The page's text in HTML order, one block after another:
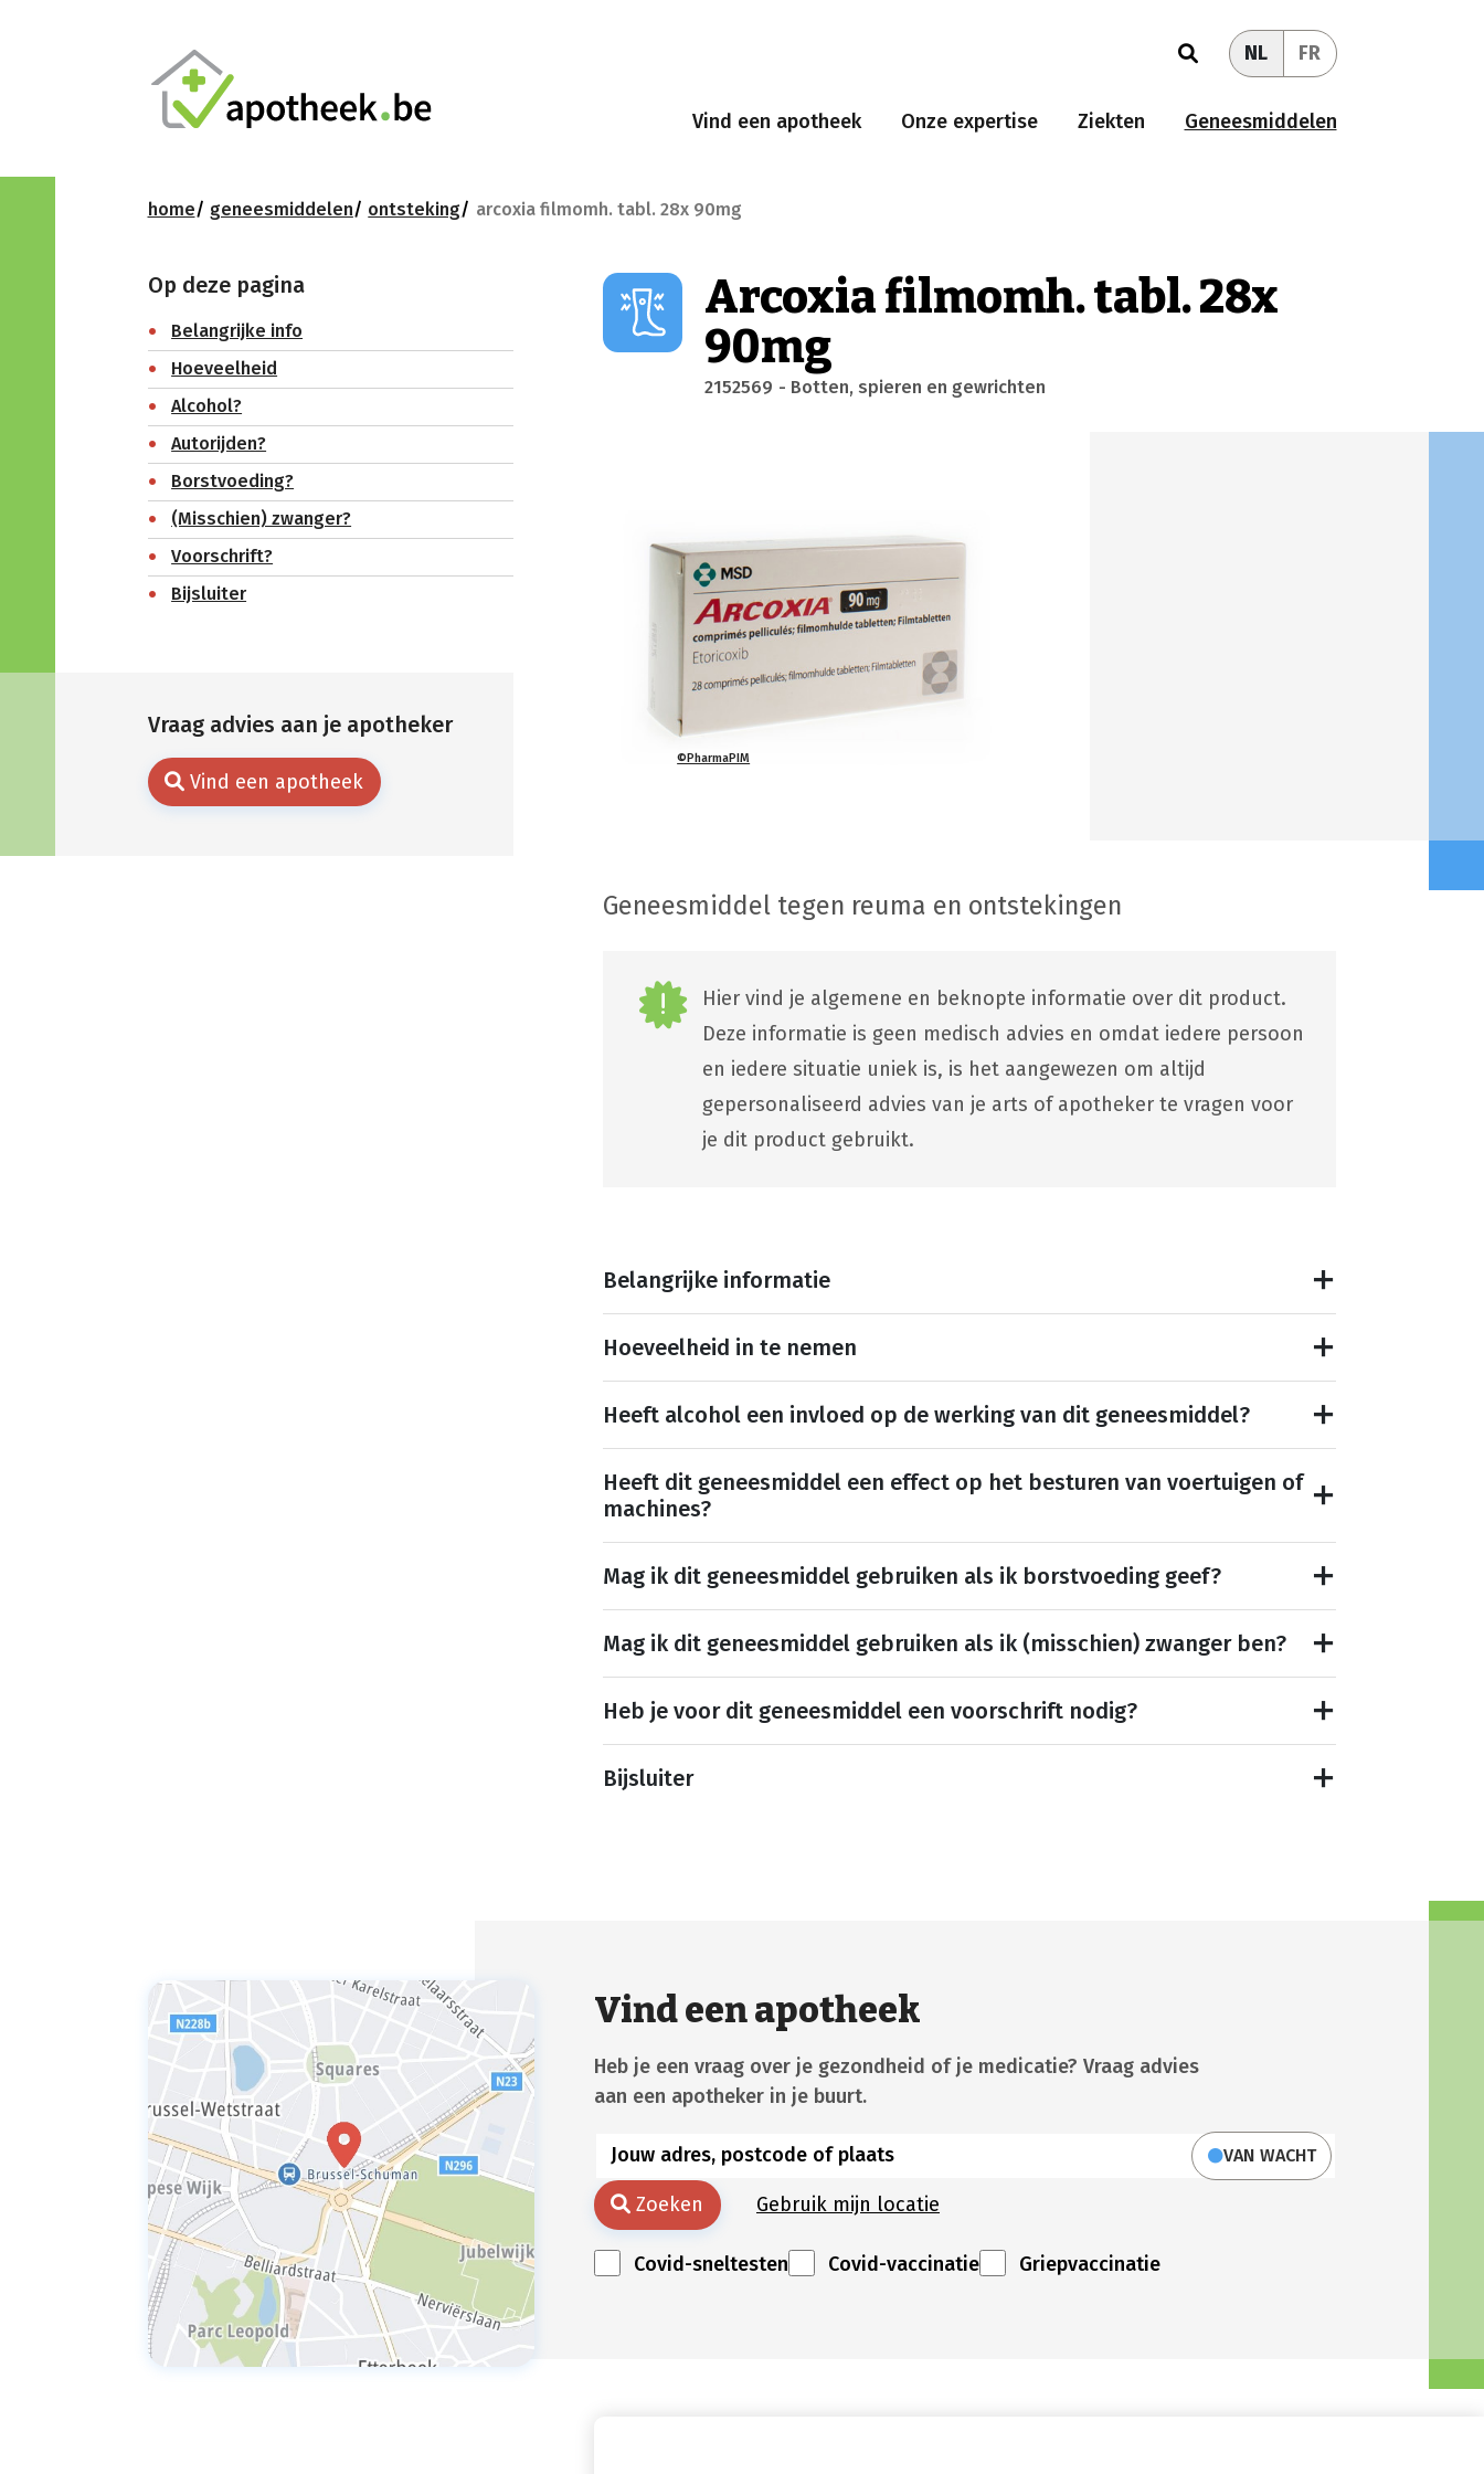
NL FR
Vind een apotheek Onze expertise Ziekten Geneesmiddelen
home geneesmiddelen ontsteking arcoxia filmomh. tabl. 28x 90mg
Vraag advies aan je apotheker
Vind een apotheek
Op deze pagina
Belangrijke info
Hoeveelheid
Alcohol?
Autorijden?
Borstvoeding?
(Misschien) zwanger?
Voorschrift?
Bijsluiter
Arcoxia filmomh. tabl. 28x
90mg
2152569 - Botten, spieren en gewrichten
©PharmaPIM
Geneesmiddel tegen reuma en ontstekingen
Hier vind je algemene en beknopte informatie over dit product.
Deze informatie is geen medisch advies en omdat iedere persoon
en iedere situatie uniek is, is het aangewezen om altijd
gepersonaliseerd advies van je arts of apotheker te vragen voor
je dit product gebruikt.
Belangrijke informatie
Hoeveelheid in te nemen
Heeft alcohol een invloed op de werking van dit geneesmiddel?
Heeft dit geneesmiddel een effect op het besturen van voertuigen of
machines?
Mag ik dit geneesmiddel gebruiken als ik borstvoeding geef?
Mag ik dit geneesmiddel gebruiken als ik (misschien) zwanger ben?
Heb je voor dit geneesmiddel een voorschrift nodig?
Bijsluiter
Vind een apotheek
Heb je een vraag over je gezondheid of je medicatie? Vraag advies
aan een apotheker in je buurt.
VAN WACHT
Zoeken Gebruik mijn locatie
Covid-sneltesten Covid-vaccinatie Griepvaccinatie